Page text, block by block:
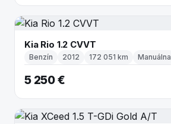
Kia Rio 1.2 CVVT
Benzín 2012 172 051 km Manuálna
5 250 €